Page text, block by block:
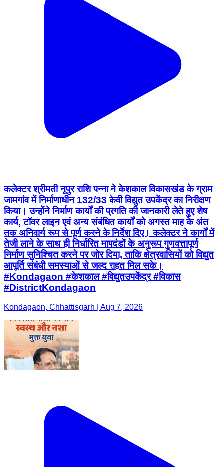
कलेक्टर श्रीमती नूपुर राशि पन्ना ने केशकाल विकासखंड के ग्राम
जामगांव में निर्माणाधीन 132/33 केवी विद्युत उपकेंद्र का निरीक्षण
किया। उन्होंने निर्माण कार्यों की प्रगति की जानकारी लेते हुए शेष
कार्य, टॉवर लाइन एवं अन्य संबंधित कार्यों को अगस्त माह के अंत
तक अनिवार्य रूप से पूर्ण करने के निर्देश दिए। कलेक्टर ने कार्यों में
तेजी लाने के साथ ही निर्धारित मापदंडों के अनुरूप गुणवत्तापूर्ण
निर्माण सुनिश्चित करने पर जोर दिया, ताकि क्षेत्रवासियों को विद्युत
आपूर्ति संबंधी समस्याओं से जल्द राहत मिल सके।
#Kondagaon #केशकाल #विद्युतउपकेंद्र #विकास
#DistrictKondagaon
Kondagaon, Chhattisgarh | Aug 7, 2026